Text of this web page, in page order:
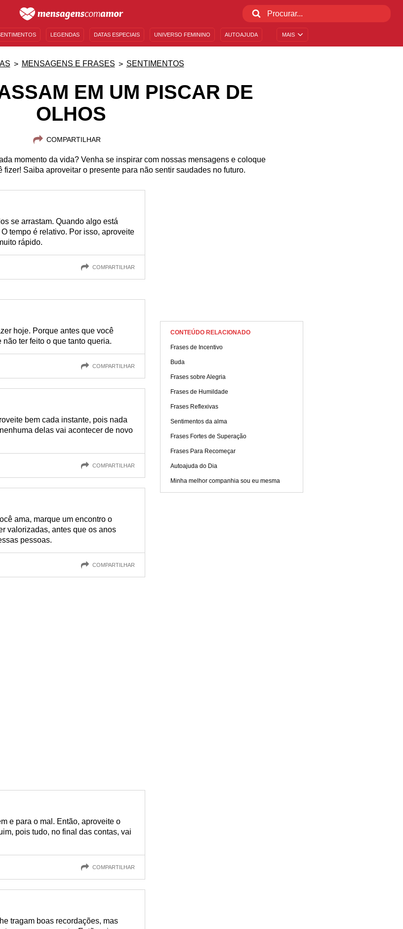
MAIS
LEGENDAS DATAS ESPECIAIS UNIVERSO FEMININO AUTOAJUDA
MENSAGENS E FRASES SENTIMENTOS
EM UM PISCAR DE
OLHOS
COMPARTILHAR
momento da vida? Venha se inspirar com nossas mensagens e coloque
fizer! Saiba aproveitar o presente para não sentir saudades no futuro.
se arrastam. Quando algo está
tempo é relativo. Por isso, aproveite
rápido.
COMPARTILHAR
hoje. Porque antes que você
ter feito o que tanto queria.
COMPARTILHAR
bem cada instante, pois nada
delas vai acontecer de novo
COMPARTILHAR
ama, marque um encontro o
valorizadas, antes que os anos
pessoas.
COMPARTILHAR
e para o mal. Então, aproveite o
pois tudo, no final das contas, vai
COMPARTILHAR
tragam boas recordações, mas
CONTEÚDO RELACIONADO
Frases de Incentivo
Buda
Frases sobre Alegria
Frases de Humildade
Frases Reflexivas
Sentimentos da alma
Frases Fortes de Superação
Frases Para Recomeçar
Autoajuda do Dia
Minha melhor companhia sou eu mesma